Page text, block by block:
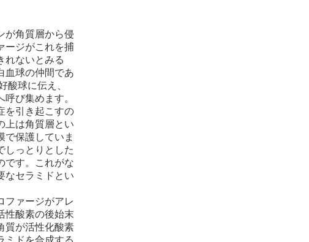
が角質層から侵
ージがこれを捕
れないとみる
血球の仲間であ
酸球に伝え、
び集めます。
を引き起こすの
上は角質層とい
で保護していま
しっとりとした
です。これがな
なセラミドとい
ファージがアレ
性酸素の後始末
質が活性化酸素
ミドを合成する